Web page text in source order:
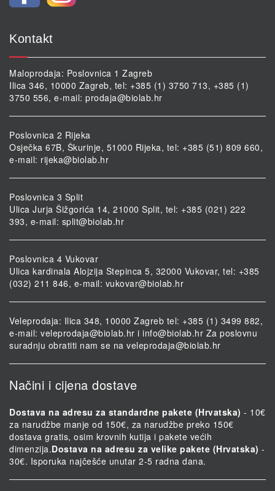
Kontakt
Maloprodaja: Poslovnica 1 Zagreb
Ilica 346, 10000 Zagreb, tel: +385 (1) 3750 713, +385 (1)
3750 556, e-mail: prodaja@biolab.hr
Poslovnica 2 Rijeka
Osječka 67B, Škurinje, 51000 Rijeka, tel: +385 (51) 809 660,
e-mail: rijeka@biolab.hr
Poslovnica 3 Split
Ulica Jurja Šižgorića 14, 21000 Split, tel: +385 (021) 222
393, e-mail: split@biolab.hr
Poslovnica 4 Vukovar
Ulica kardinala Alojzija Stepinca 5, 32000 Vukovar, tel: +385
(032) 211 846, e-mail: vukovar@biolab.hr
Veleprodaja: Ilica 348, 10000 Zagreb tel: +385 (1) 3499 882,
e-mail: veleprodaja@biolab.hr i info@biolab.hr Za poslovnu
suradnju obratiti nam se na veleprodaja@biolab.hr
Načini i cijena dostave
Dostava na adresu za standardne pakete (Hrvatska) - 10€
za narudžbe manje od 150€, za narudžbe preko 150€
dostava gratis, osim krovnih kutija i pakete većih
dimenzija.Dostava na adresu za velike pakete (Hrvatska) -
30€. Isporuka najčešće unutar 2-5 radna dana.